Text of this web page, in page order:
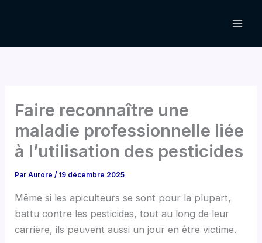
Faire reconnaître une
maladie professionnelle liée
à l’utilisation des pesticides
ParAurore/ 19 décembre 2025
Même si les apiculteurs se sont pour la plupart,
battu contre les pesticides, tout au long de leur
carrière, ils peuvent aussi un jour en être victime.